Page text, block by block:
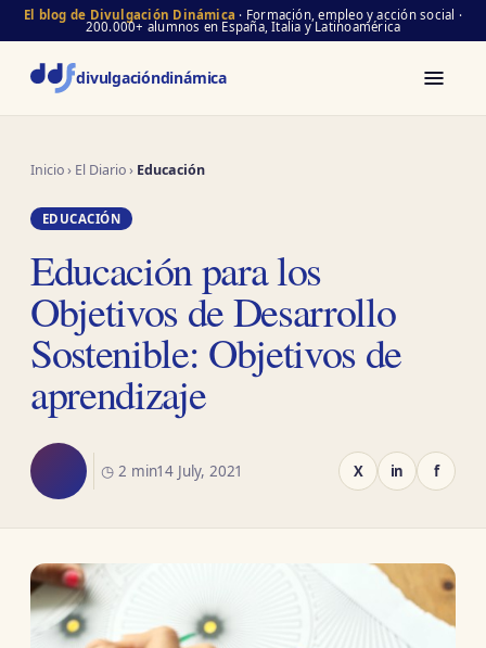
El blog de Divulgación Dinámica · Formación, empleo y acción social ·
200.000+ alumnos en España, Italia y Latinoamérica
divulgacióndinámica
Inicio› El Diario› Educación
EDUCACIÓN
Educación para los
Objetivos de Desarrollo
Sostenible: Objetivos de
aprendizaje
◷ 2 min14 July, 2021 X in f